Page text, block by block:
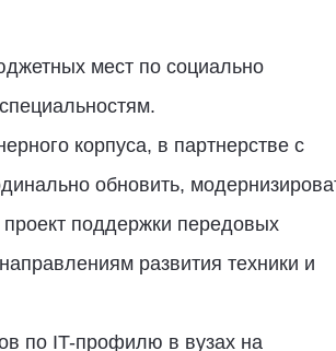
мест по социально
корпуса, в партнерстве с
обновить,
поддержки передовых
развития техники и
по IT-профилю в вузах на